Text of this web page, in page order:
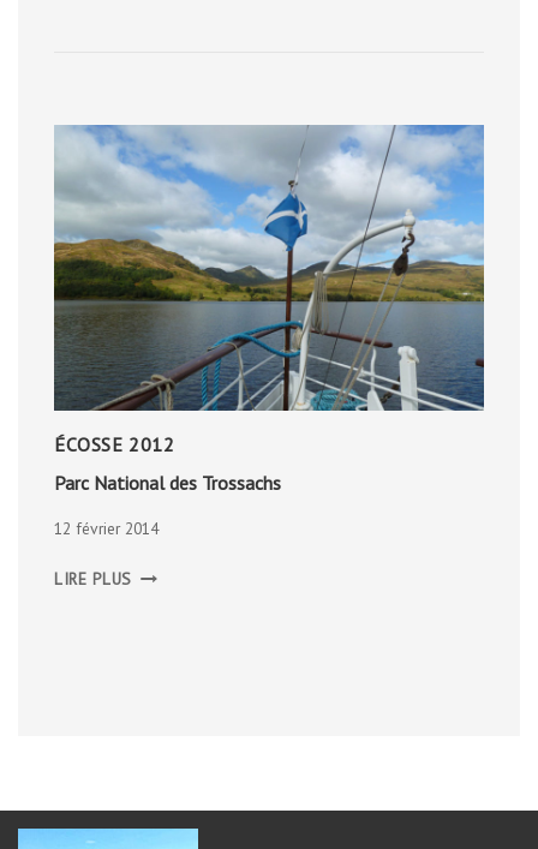
ÉCOSSE 2012
Parc National des Trossachs
12 février 2014
LIRE PLUS NATIONAL